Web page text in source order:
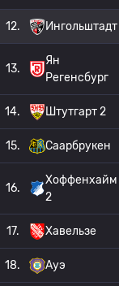
12. Ингольштадт
13.
Ян
Регенсбург
14. Штутгарт 2
15. Саарбрукен
16.
Хоффенхайм
2
17. Хавельзе
18. Ауэ